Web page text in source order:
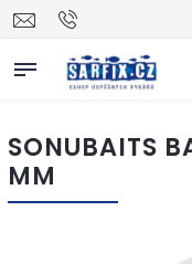
SONUBAITS
MM